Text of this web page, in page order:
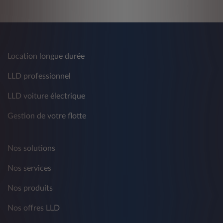
Location longue durée
LLD professionnel
LLD voiture électrique
Gestion de votre flotte
Nos solutions
Nos services
Nos produits
Nos offres LLD